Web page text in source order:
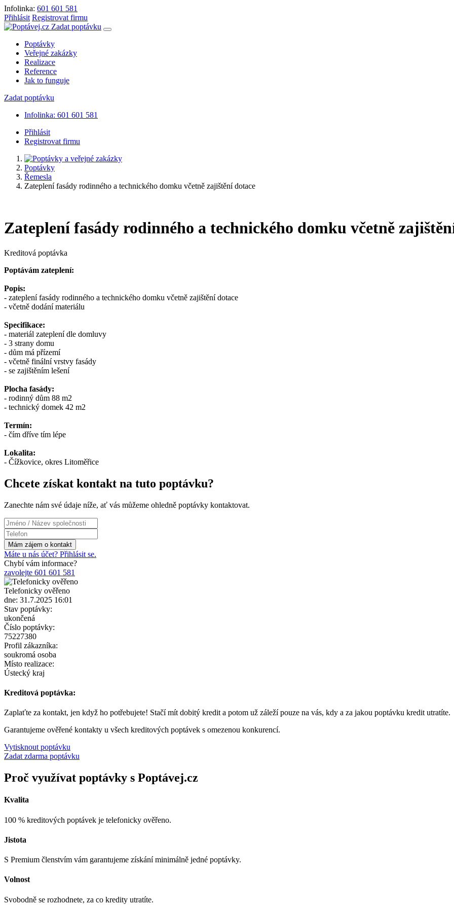
Infolinka: 601 601 581
Přihlásit Registrovat firmu
Zadat poptávku
Poptávky
Veřejné zakázky
Realizace
Reference
Jak to funguje
Zadat poptávku
Infolinka: 601 601 581
Přihlásit
Registrovat firmu
Poptávky
Řemesla
Zateplení fasády rodinného a technického domku včetně zajištění dotace
Zateplení fasády rodinného a technického domku včetně
Kreditová poptávka
Poptávám zateplení:
Popis:
- zateplení fasády rodinného a technického domku včetně zajištění dotace
- včetně dodání materiálu
Specifikace:
- materiál zateplení dle domluvy
- 3 strany domu
- dům má přízemí
- včetně finální vrstvy fasády
- se zajištěním lešení
Plocha fasády:
- rodinný dům 88 m2
- technický domek 42 m2
Termín:
- čím dříve tím lépe
Lokalita:
- Čížkovice, okres Litoměřice
Chcete získat kontakt na tuto poptávku?
Zanechte nám své údaje níže, ať vás můžeme ohledně poptávky kontaktovat.
Máte u nás účet? Přihlásit se.
Chybí vám informace?
zavolejte 601 601 581
Telefonicky ověřeno
dne: 31.7.2025 16:01
Stav poptávky:
ukončená
Číslo poptávky:
75227380
Profil zákazníka:
soukromá osoba
Místo realizace:
Ústecký kraj
Kreditová poptávka:
Zaplaťte za kontakt, jen když ho potřebujete! Stačí mít dobitý kredit a potom už záleží pouze na vás, kdy a za jakou poptávku kredit utratíte.
Garantujeme ověřené kontakty u všech kreditových poptávek s omezenou konkurencí.
Vytisknout poptávku
Zadat zdarma poptávku
Proč využívat poptávky s Poptávej.cz
Kvalita
100 % kreditových poptávek je telefonicky ověřeno.
Jistota
S Premium členstvím vám garantujeme získání minimálně jedné poptávky.
Volnost
Svobodně se rozhodnete, za co kredity utratíte.